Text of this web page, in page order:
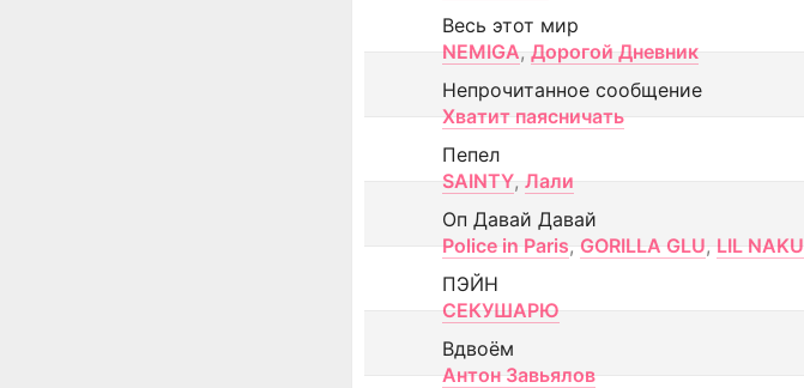
Весь этот мир
NEMIGA, Дорогой Дневник
Непрочитанное сообщение
Хватит паясничать
Пепел
SAINTY, Лали
Оп Давай Давай
Police in Paris, GORILLA GLU, LIL NAKU
ПЭЙН
СЕКУШАРЮ
Вдвоём
Антон Завьялов